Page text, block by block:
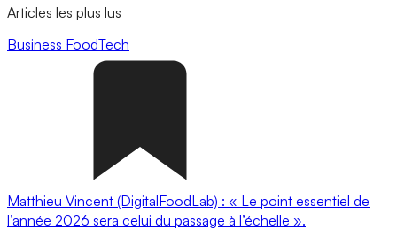
Articles les plus lus
Business FoodTech
Matthieu Vincent (DigitalFoodLab) : « Le point essentiel de
l’année 2026 sera celui du passage à l’échelle ».